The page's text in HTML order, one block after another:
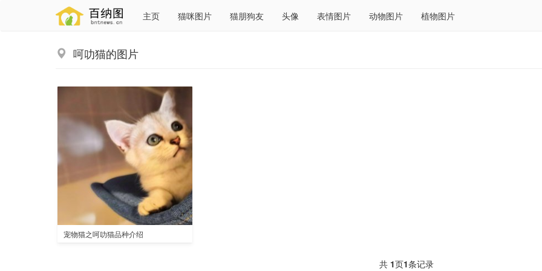
主页 猫咪图片 猫朋狗友 头像 表情图片 动物图片 植物图片
呵叻猫的图片
宠物猫之呵叻猫品种介绍
共 1页1条记录